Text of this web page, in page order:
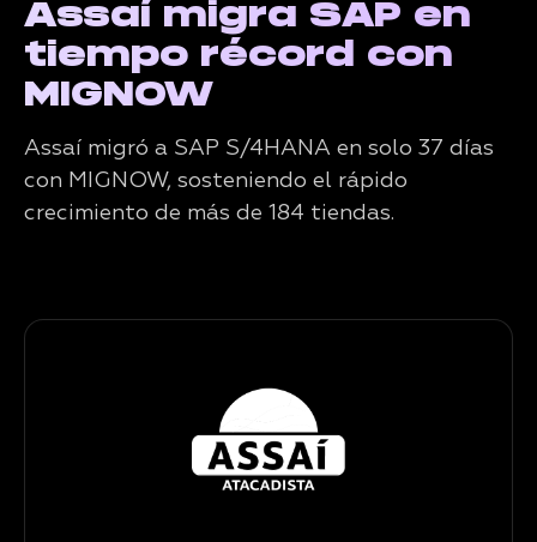
Assaí migra SAP en
tiempo récord con
MIGNOW
Assaí migró a SAP S/4HANA en solo 37 días
con MIGNOW, sosteniendo el rápido
crecimiento de más de 184 tiendas.